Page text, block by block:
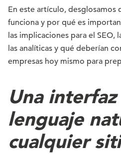
En este artículo, desglosamos
funciona y por qué es
las implicaciones para el SEO,
las analíticas y qué deberían
empresas hoy mismo para
Una
lenguaje
cualquier